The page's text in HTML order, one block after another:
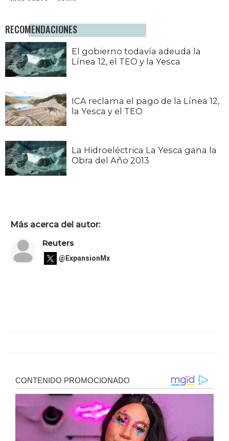
RECOMENDACIONES
El gobierno todavía adeuda la
Línea 12, el TEO y la Yesca
ICA reclama el pago de la Línea 12,
la Yesca y el TEO
La Hidroeléctrica La Yesca gana la
Obra del Año 2013
Más acerca del autor:
Reuters
@ExpansionMx